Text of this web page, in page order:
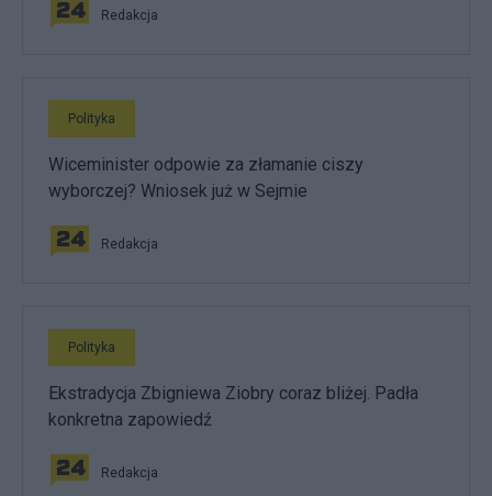
Redakcja
Polityka
Wiceminister odpowie za złamanie ciszy
wyborczej? Wniosek już w Sejmie
Redakcja
Polityka
Ekstradycja Zbigniewa Ziobry coraz bliżej. Padła
konkretna zapowiedź
Redakcja